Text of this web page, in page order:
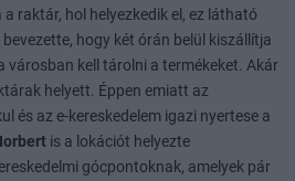
raktár, hol helyezkedik el, ez látható
hogy két órán belül kiszállítja
városban kell tárolni a termékeket. Akár
helyett. Éppen emiatt az
és az e-kereskedelem igazi nyertese a
is a lokációt helyezte
gócpontoknak, amelyek pár